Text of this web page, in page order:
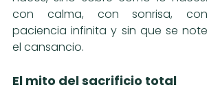
con calma, con sonrisa, con
paciencia infinita y sin que se note
el cansancio.
El mito del sacrificio total